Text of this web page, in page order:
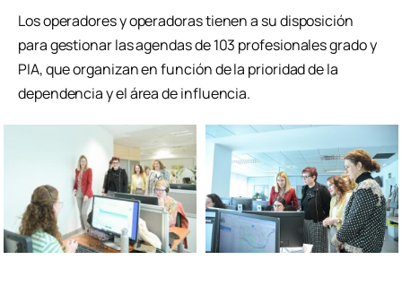
Los operadores y operadoras tienen a su disposición
para gestionar las agendas de 103 profesionales grado y
PIA, que organizan en función de la prioridad de la
dependencia y el área de influencia.